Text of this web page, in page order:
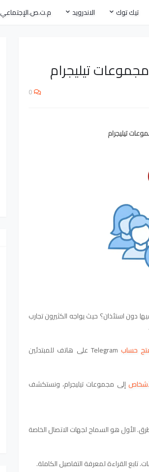
تيك توك الاندرويد م.ت.ص.الإجتماعي
0
دون استئذان؟ حيث يواجه الكثيرون تجارب
حساب
Telegram على هاتف للمبتدئين
إلى مجموعات تيليجرام، ونستكشف
الأول هو السماح لجهات الاتصال الخاصة
القراءة لمعرفة التفاصيل الكاملة.